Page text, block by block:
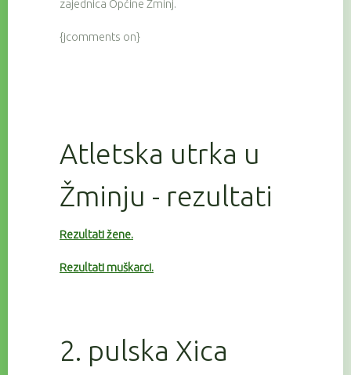
zajednica Općine Žminj.
{jcomments on}
Atletska utrka u
Žminju - rezultati
Rezultati žene.
Rezultati muškarci.
2. pulska Xica